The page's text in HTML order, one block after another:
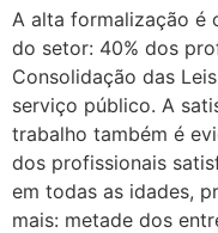
A alta formalização é
do setor: 40% dos
Consolidação das
serviço público. A
trabalho também é
dos profissionais
em todas as idades,
mais: metade dos